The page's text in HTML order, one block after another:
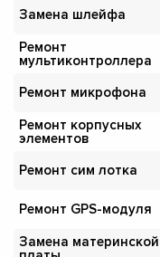
Замена шлейфа
Ремонт
мультиконтроллера
Ремонт микрофона
Ремонт корпусных
элементов
Ремонт сим лотка
Ремонт GPS-модуля
Замена материнской